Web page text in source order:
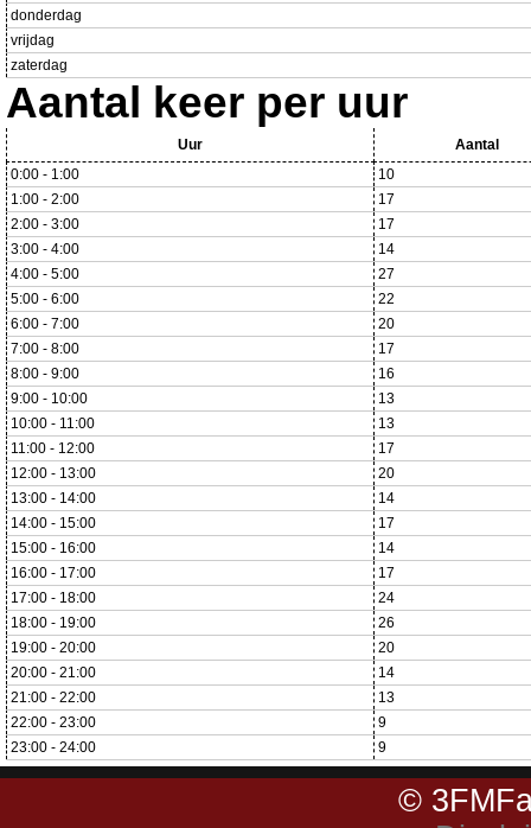
donderdag
vrijdag
zaterdag
Aantal keer per uur
Uur
Aantal
0:00 - 1:00
10
1:00 - 2:00
17
2:00 - 3:00
17
3:00 - 4:00
14
4:00 - 5:00
27
5:00 - 6:00
22
6:00 - 7:00
20
7:00 - 8:00
17
8:00 - 9:00
16
9:00 - 10:00
13
10:00 - 11:00
13
11:00 - 12:00
17
12:00 - 13:00
20
13:00 - 14:00
14
14:00 - 15:00
17
15:00 - 16:00
14
16:00 - 17:00
17
17:00 - 18:00
24
18:00 - 19:00
26
19:00 - 20:00
20
20:00 - 21:00
14
21:00 - 22:00
13
22:00 - 23:00
9
23:00 - 24:00
9
©